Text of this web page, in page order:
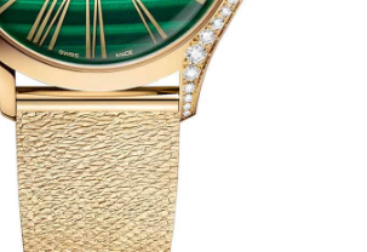
わ
40代の【ロゴT】どっちで
行く？「キレイめ」or「カ
ジュアル」旅行やレジャー